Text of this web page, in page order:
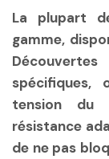
La plupart
gamme,
spécifiques,
tension du
résistance
de ne pas